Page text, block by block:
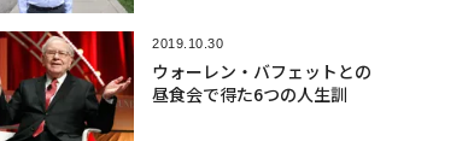
2019.10.30
ウォーレン・バフェットとの
昼食会で得た6つの人生訓